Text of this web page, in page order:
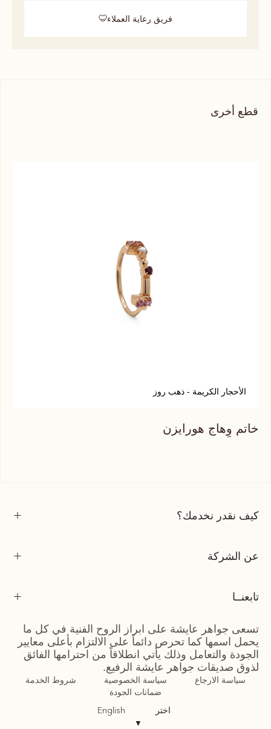
فريق رعاية العملاء
قطع أخرى
الأحجار الكريمة - ذهب روز
خاتم وِهاج هورايزن
كيف نقدر نخدمك؟
عن الشركة
تابعنــا
تسعى جواهر عايشة على ابراز الروح الفنية في كل ما
يحمل اسمها كما تحرص دائماً على الالتزام بأعلى معايير
الجودة والتعامل وذلك يأتي انطلاقاً من احترامها الفائق
لذوق صديقات جواهر عايشة الرفيع.
سياسة الارجاع سياسة الخصوصية
شروط الخدمة
ضمانات الجودة
اختر
▼
English